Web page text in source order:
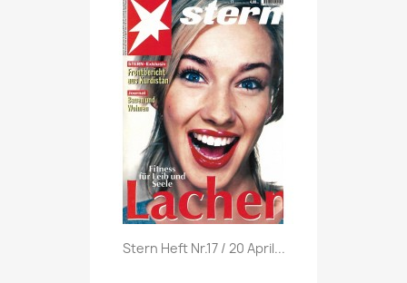
Vorschau
Stern Heft Nr.17 / 20 April...